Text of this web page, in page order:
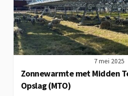
7 mei 2025
Zonnewarmte met Midden
Opslag (MTO)